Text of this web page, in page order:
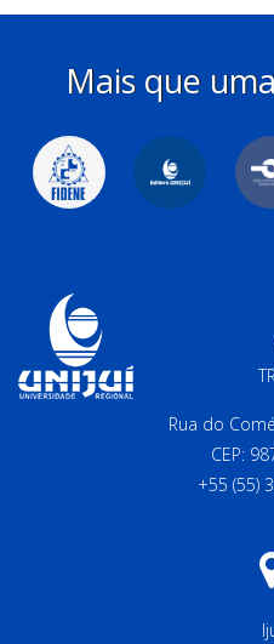
Mais que
Rua do
CEP:
+55 (55)